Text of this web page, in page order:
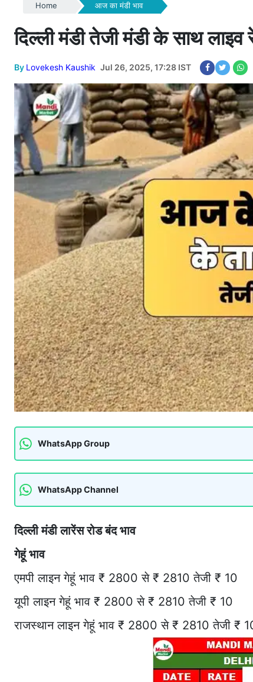
Home आज का मंडी भाव
दिल्ली मंडी तेजी मंडी के साथ
By Lovekesh Kaushik Jul 26, 2025, 17:28 IST
WhatsApp Group
WhatsApp Channel
दिल्ली मंडी लारेंस रोड बंद भाव
गेहूं भाव
एमपी लाइन गेहूं भाव ₹ 2800 से ₹ 2810 तेजी ₹ 10
यूपी लाइन गेहूं भाव ₹ 2800 से ₹ 2810 तेजी ₹ 10
राजस्थान लाइन गेहूं भाव ₹ 2800 से ₹ 2810 तेजी ₹